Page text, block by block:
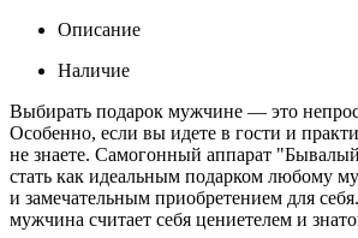
Описание
Наличие
Выбирать подарок мужчине — это
Особенно, если вы идете в гости и
не знаете. Самогонный аппарат
стать как идеальным подарком любому
и замечательным приобретением для
мужчина считает себя цениетелем и